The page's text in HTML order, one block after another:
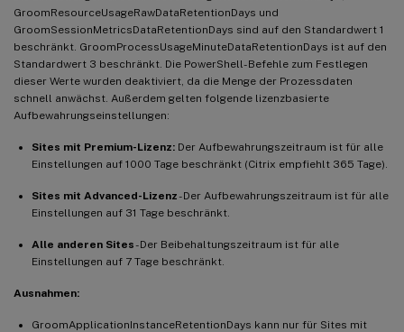
GroomResourceUsageRawDataRetentionDays und
GroomSessionMetricsDataRetentionDays sind auf den Standardwert 1
beschränkt. GroomProcessUsageMinuteDataRetentionDays ist auf den
Standardwert 3 beschränkt. Die PowerShell- Befehle zum Festlegen
dieser Werte wurden deaktiviert, da die Menge der Prozessdaten
schnell anwächst. Außerdem gelten folgende lizenzbasierte
Aufbewahrungseinstellungen:
Sites mit Premium-Lizenz: Der Aufbewahrungszeitraum ist für alle
Einstellungen auf 1000 Tage beschränkt (Citrix empfiehlt 365 Tage).
Sites mit Advanced-Lizenz- Der Aufbewahrungszeitraum ist für alle
Einstellungen auf 31 Tage beschränkt.
Alle anderen Sites- Der Beibehaltungszeitraum ist für alle
Einstellungen auf 7 Tage beschränkt.
Ausnahmen:
GroomApplicationInstanceRetentionDays kann nur für Sites mit